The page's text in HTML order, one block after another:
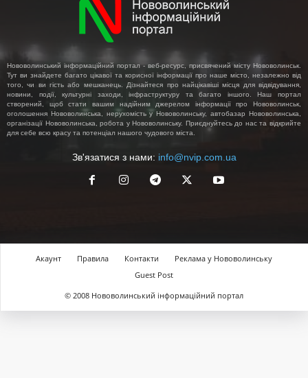
Нововолинський інформаційний портал - веб-ресурс, присвячений місту Нововолинськ.
Тут ви знайдете багато цікавої та корисної інформації про наше місто, незалежно від
того, чи ви гість або мешканець. Дізнайтеся про найцікавіші місця для відвідування,
новини, події, культурні заходи, інфраструктуру та багато іншого. Наш портал
створений, щоб стати вашим надійним джерелом інформації про Нововолинськ,
оголошення Нововолинська, нерухомість у Нововолинську, автобазар Нововолинська,
організації Нововолинська, робота у Нововолинську. Приєднуйтесь до нас та відкрийте
для себе всю красу та потенціал нашого чудового міста.
Зв'язатися з нами: info@nvip.com.ua
Акаунт Правила Контакти
Реклама у Нововолинську
Guest Post
© 2008 Нововолинський інформаційний портал